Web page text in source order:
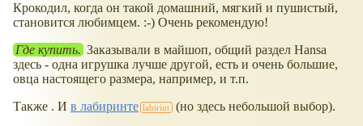
Крокодил, когда он такой домашний, мягкий и пушистый,
становится любимцем. :-) Очень рекомендую!
Где купить. Заказывали в майшоп, общий раздел Hansa
здесь - одна игрушка лучше другой, есть и очень большие,
овца настоящего размера, например, и т.п.
Также . И в лабиринте (но здесь небольшой выбор).